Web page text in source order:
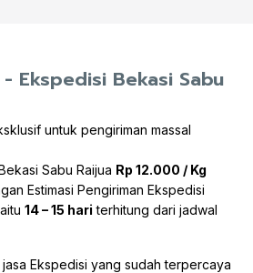
Ekspedisi Bekasi Sabu
untuk pengiriman massal
Sabu Raijua Rp 12.000 / Kg
Estimasi Pengiriman Ekspedisi
14 – 15 hari terhitung dari jadwal
Ekspedisi yang sudah terpercaya